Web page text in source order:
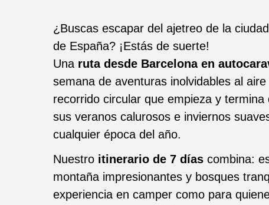
¿Buscas escapar del ajetreo de la
de España? ¡Estás de suerte!
Una ruta desde Barcelona en
semana de aventuras inolvidables al
recorrido circular que empieza y
sus veranos calurosos e inviernos
cualquier época del año.
Nuestro itinerario de 7 días combina:
montaña impresionantes y bosques
experiencia en camper como para